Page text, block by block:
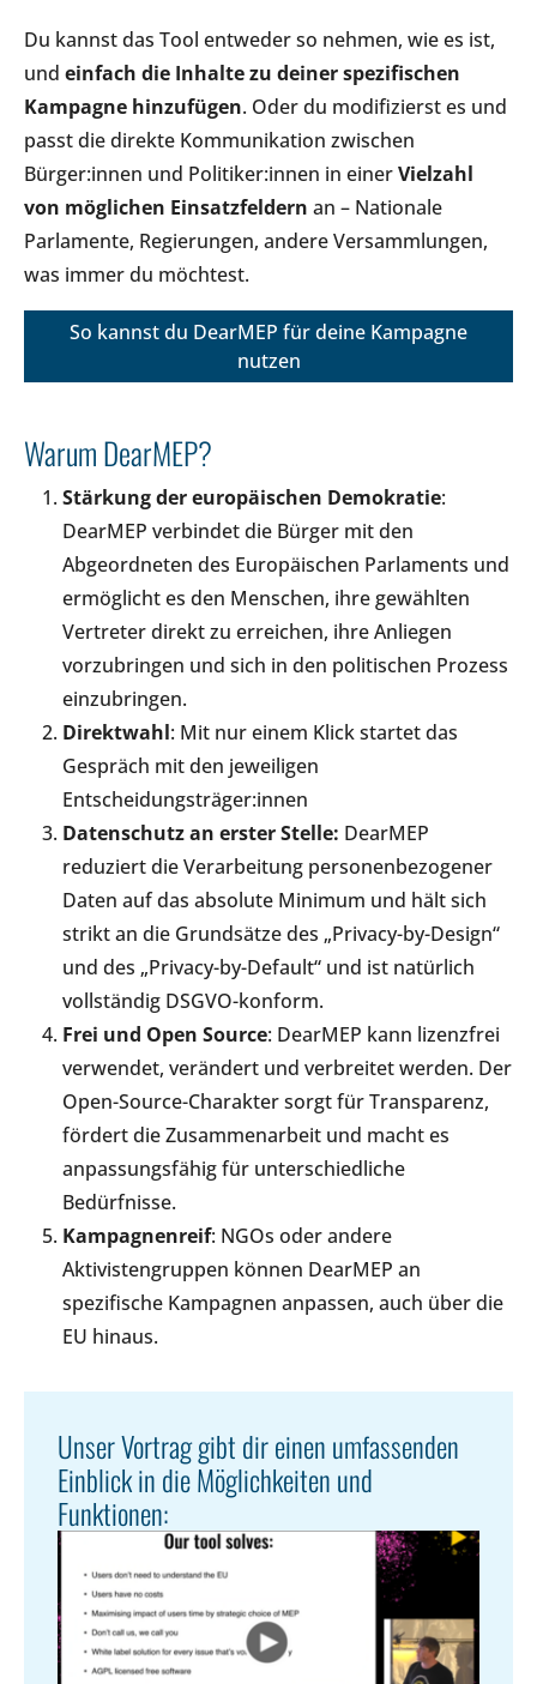
Du kannst das Tool entweder so nehmen, wie es ist,
und einfach die Inhalte zu deiner spezifischen
Kampagne hinzufügen. Oder du modifizierst es und
passt die direkte Kommunikation zwischen
Bürger:innen und Politiker:innen in einerVielzahl
von möglichen Einsatzfeldern an – Nationale
Parlamente, Regierungen, andere Versammlungen,
was immer du möchtest.
So kannst du DearMEP für deine Kampagne
nutzen
Warum DearMEP?
Stärkung der europäischen Demokratie:
DearMEP verbindet die Bürger mit den
Abgeordneten des Europäischen Parlaments und
ermöglicht es den Menschen, ihre gewählten
Vertreter direkt zu erreichen, ihre Anliegen
vorzubringen und sich in den politischen Prozess
einzubringen.
Direktwahl: Mit nur einem Klick startet das
Gespräch mit den jeweiligen
Entscheidungsträger:innen
Datenschutz an erster Stelle: DearMEP
reduziert die Verarbeitung personenbezogener
Daten auf das absolute Minimum und hält sich
strikt an die Grundsätze des „Privacy-by-Design“
und des „Privacy-by-Default“ und ist natürlich
vollständig DSGVO-konform.
Frei und Open Source: DearMEP kann lizenzfrei
verwendet, verändert und verbreitet werden. Der
Open-Source-Charakter sorgt für Transparenz,
fördert die Zusammenarbeit und macht es
anpassungsfähig für unterschiedliche
Bedürfnisse.
Kampagnenreif: NGOs oder andere
Aktivistengruppen können DearMEP an
spezifische Kampagnen anpassen, auch über die
EU hinaus.
Unser Vortrag gibt dir einen umfassenden
Einblick in die Möglichkeiten und
Funktionen: